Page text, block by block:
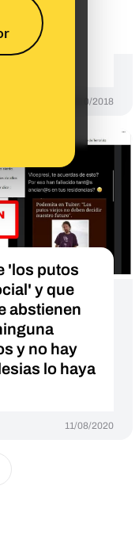
08/10/2018
'los putos
y que
abstienen
y no hay
lo haya
11/08/2020